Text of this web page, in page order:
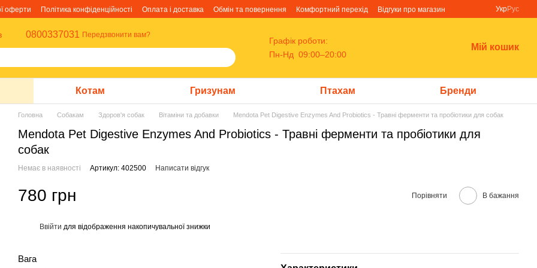
оферти Політика конфіденційності Оплата і доставка Обмін та повернення Комфортний перехід
Відгуки про магазин
УкрРус
0800337031 Передзвонити вам?
Графік роботи:
Пн-Нд 09:00–20:00
Мій кошик
Котам Гризунам Птахам Бренди
Головна Собакам Здоров'я собак Вітаміни та добавки Mendota Pet Digestive Enzymes And Probiotics - Травні ферменти та пробіотики для собак
Mendota Pet Digestive Enzymes And Probiotics - Травні ферменти та пробіотики для
собак
Немає в наявності Артикул: 402500 Написати відгук
780 грн Порівняти В бажання
Ввійти для відображення накопичувальної знижки
Вага